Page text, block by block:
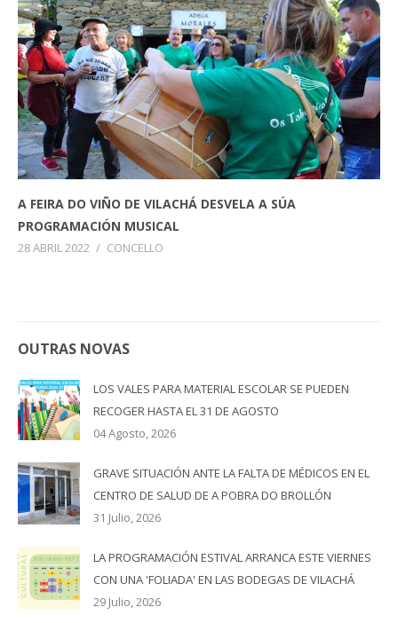
A FEIRA DO VIÑO DE VILACHÁ DESVELA A SÚA
PROGRAMACIÓN MUSICAL
28 ABRIL 2022 / CONCELLO
OUTRAS NOVAS
LOS VALES PARA MATERIAL ESCOLAR SE PUEDEN
RECOGER HASTA EL 31 DE AGOSTO
04 Agosto, 2026
GRAVE SITUACIÓN ANTE LA FALTA DE MÉDICOS EN EL
CENTRO DE SALUD DE A POBRA DO BROLLÓN
31 Julio, 2026
LA PROGRAMACIÓN ESTIVAL ARRANCA ESTE VIERNES
CON UNA 'FOLIADA' EN LAS BODEGAS DE VILACHÁ
29 Julio, 2026